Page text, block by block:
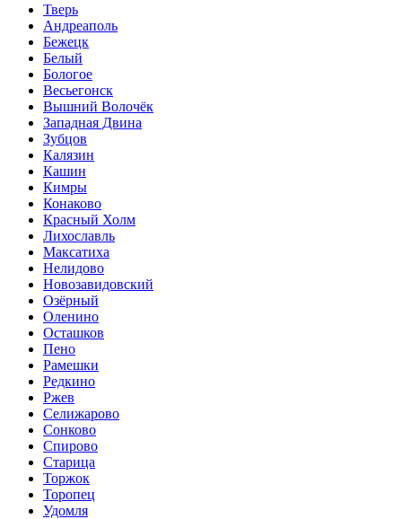
Тверь
Андреаполь
Бежецк
Белый
Бологое
Весьегонск
Вышний Волочёк
Западная Двина
Зубцов
Калязин
Кашин
Кимры
Конаково
Красный Холм
Лихославль
Максатиха
Нелидово
Новозавидовский
Озёрный
Оленино
Осташков
Пено
Рамешки
Редкино
Ржев
Селижарово
Сонково
Спирово
Старица
Торжок
Торопец
Удомля